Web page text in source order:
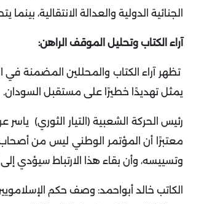
الجنائية الدولية والعدالة الانتقالية،
آراء الكتاب وتحليل الموقف الراهن:
تظهر آراء الكتاب والمحللين المضمنة في
يمثل تهديدًا خطيرًا على مستقبل السودان.
رئيس الحركة الشعبية (التيار الثوري) ياسر
معتبرًا أن المؤتمر الوطني ليس من أصحاب
وتسييسه، وأن بقاء هذا الارتباط سيؤدي إلى
الكاتب خالد أبواحمد: وصف حكم